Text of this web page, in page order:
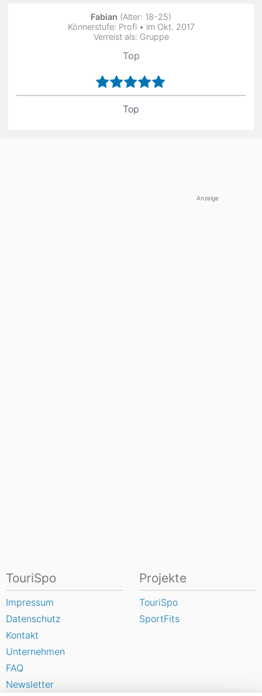
Fabian (Alter: 18-25)
Könnerstufe: Profi • im Okt. 2017
Verreist als: Gruppe
Top
Top
Anzeige
TouriSpo
Impressum
Datenschutz
Kontakt
Unternehmen
FAQ
Newsletter
Projekte
TouriSpo
SportFits